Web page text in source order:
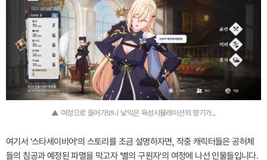
▲ 여정으로 들어가보니 낯익은 육성시뮬레이션의 향기가...
여기서 '스타세이비어'의 스토리를 조금 설명하자면, 작중 캐릭터들은 공허체
들의 침공과 예정된 파멸을 막고자 '별의 구원자'의 여정에 나선 인물들입니다.